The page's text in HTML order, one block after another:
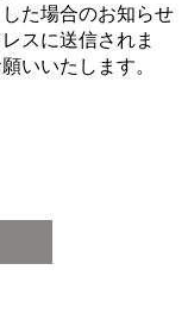
た場合のお知らせ
スに送信されま
いいたします。